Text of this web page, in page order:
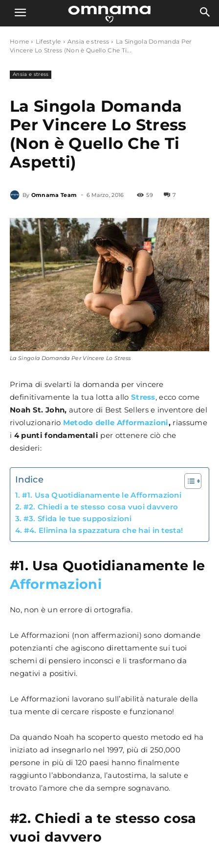
Home Lifestyle Ansia e stress
La Singola Domanda Per
Vincere Lo Stress (Non è Quello Che Ti...
Ansia e stress
La Singola Domanda
Per Vincere Lo Stress
(Non è Quello Che Ti
Aspetti)
By Omnama Team - 6 Marzo, 2016 59 7
La Singola Domanda Per Vincere Lo Stress
Prima di svelarti la domanda per vincere
definitivamente la tua lotta allo Stress, ecco come
Noah St. John, autore di Best Sellers e inventore del
rivoluzionario Metodo delle Afformazioni, riassume
i 4 punti fondamentali per ottenere ciò che
desideri:
Indice
#1. Usa Quotidianamente le Afformazioni
#2. Chiedi a te stesso cosa vuoi davvero
#3. Sfida le tue supposizioni
#4. Elimina la spazzatura che hai in testa!
#1. Usa Quotidianamente le
Afformazioni
No, non è un errore di ortografia.
Le Afformazioni (non affermazioni) sono domande
potenzianti che agiscono direttamente sui tuoi
schemi di pensiero inconsci e li trasformano da
negativi a positivi.
Le Afformazioni lavorano sull’abilità naturale della
tua mente di cercare risposte e funzionano!
Da quando Noah ha scoperto questo metodo ed ha
iniziato ad insegnarlo nel 1997, più di 250,000
persone in più di 120 paesi hanno finalmente
raggiunto l’abbondanza, l’autostima, la salute e
trovato l’amore che da sempre sognavano.
#2. Chiedi a te stesso cosa
vuoi davvero